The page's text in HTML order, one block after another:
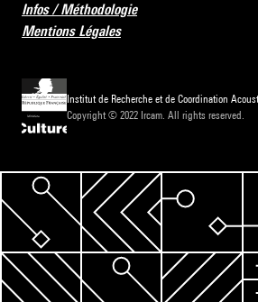
Infos / Méthodologie
Mentions Légales
Institut de Recherche et de Coordination
Copyright © 2022 Ircam. All rights reserved.